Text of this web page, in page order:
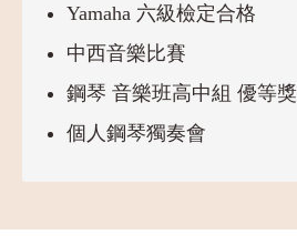
Yamaha 六級檢定合格
中西音樂比賽
鋼琴 音樂班高中組 優等獎
個人鋼琴獨奏會